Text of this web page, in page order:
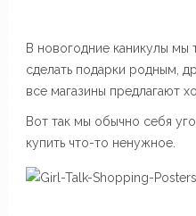
В новогодние каникулы мы
сделать подарки родным,
все магазины предлагают
Вот так мы обычно себя
купить что-то ненужное.